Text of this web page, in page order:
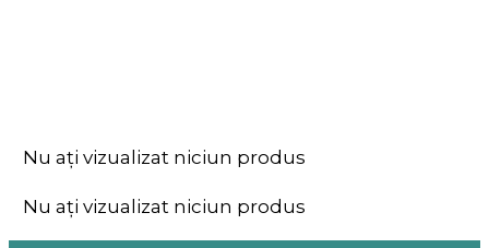
Nu ați vizualizat niciun produs
Nu ați vizualizat niciun produs